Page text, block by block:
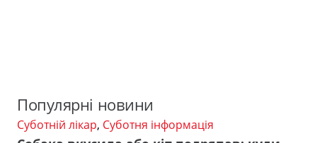
Популярні новини
Суботній лікар, Суботня інформація